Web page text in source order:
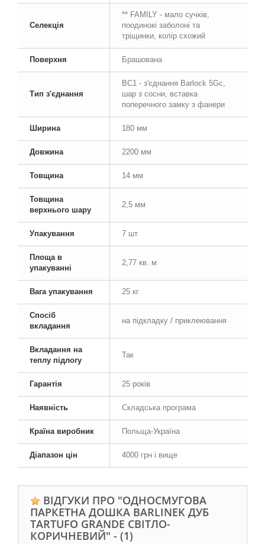
Селекція
** FAMILY - мало сучків,
поодинокі заболоні та
тріщинки, колір схожий
Поверхня Брашована
Тип з'єднання
BC1 - з'єднання Barlock 5Gc,
шар з сосни, вставка
поперечного замку з фанери
Ширина 180 мм
Довжина 2200 мм
Товщина 14 мм
Товщина
верхнього шару
2,5 мм
Упакування 7 шт
Площа в
упакуванні
2,77 кв. м
Вага упакування 25 кг
Спосіб
вкладання
на підкладку / приклеювання
Вкладання на
теплу підлогу
Так
Гарантія 25 років
Наявність Складська програма
Країна виробник Польща-Україна
Діапазон цін 4000 грн і вище
ВІДГУКИ ПРО "ОДНОСМУГОВА
ПАРКЕТНА ДОШКА BARLINEK ДУБ
TARTUFO GRANDE СВІТЛО-
КОРИЧНЕВИЙ" - (1)